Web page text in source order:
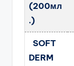
(200мл
.)
SOFT
DERM